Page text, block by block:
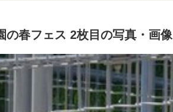
の春フェス 2枚目の写真・画像